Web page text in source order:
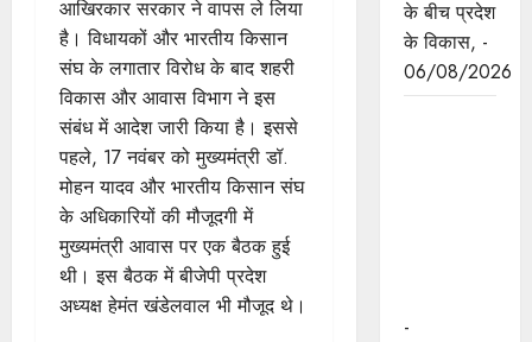
आखिरकार सरकार ने वापस ले लिया
है। विधायकों और भारतीय किसान
संघ के लगातार विरोध के बाद शहरी
विकास और आवास विभाग ने इस
संबंध में आदेश जारी किया है। इससे
पहले, 17 नवंबर को मुख्यमंत्री डॉ.
मोहन यादव और भारतीय किसान संघ
के अधिकारियों की मौजूदगी में
मुख्यमंत्री आवास पर एक बैठक हुई
थी। इस बैठक में बीजेपी प्रदेश
अध्यक्ष हेमंत खंडेलवाल भी मौजूद थे।
के बीच प्रदेश
के विकास, -
06/08/2026
-